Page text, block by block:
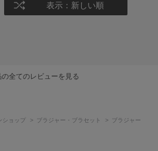
表示：新しい順
の全てのレビューを見る
ショップ > ブラジャー・ブラセット >
ブラジャー